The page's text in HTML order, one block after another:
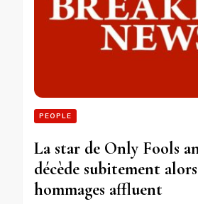
PEOPLE
La star de Only Fools
décède subitement
hommages affluent